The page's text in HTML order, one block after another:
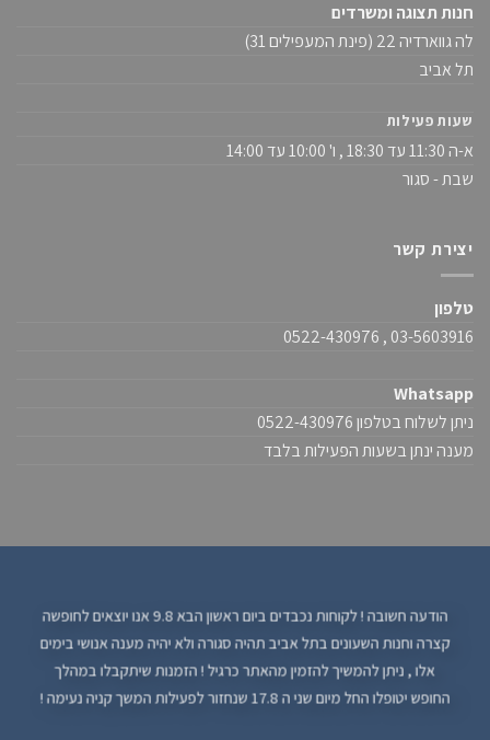
חנות תצוגה ומשרדים
לה גווארדיה 22 (פינת המעפילים 31)
תל אביב
שעות פעילות
א-ה 11:30 עד 18:30 , ו' 10:00 עד 14:00
שבת - סגור
יצירת קשר
טלפון
03-5603916 , 0522-430976
Whatsapp
ניתן לשלוח בטלפון 0522-430976
מענה ינתן בשעות הפעילות בלבד
הודעה חשובה ! לקוחות נכבדים ביום ראשון הבא 9.8 אנו יוצאים לחופשה
קצרה וחנות השעונים בתל אביב תהיה סגורה ולא יהיה מענה אנושי בימים
אלו , ניתן להמשיך להזמין מהאתר כרגיל ! הזמנות שיתקבלו במהלך
החופש יטופלו החל מיום שני ה 17.8 שנחזור לפעילות המשך קניה נעימה !